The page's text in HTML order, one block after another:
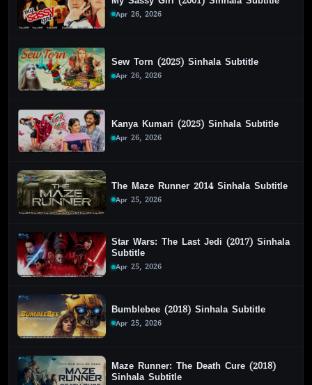
Apr 26, 2026
Sew Torn (2025) Sinhala Subtitle
Apr 26, 2026
Kanya Kumari (2025) Sinhala Subtitle
Apr 26, 2026
The Maze Runner 2014 Sinhala Subtitle
Apr 25, 2026
Star Wars: The Last Jedi (2017) Sinhala
Subtitle
Apr 25, 2026
Bumblebee (2018) Sinhala Subtitle
Apr 25, 2026
Maze Runner: The Death Cure (2018)
Sinhala Subtitle